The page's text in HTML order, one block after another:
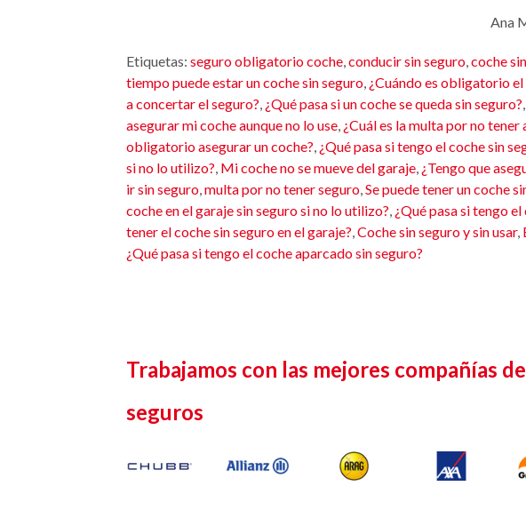
Ana
Etiquetas: seguro obligatorio coche,conducir sin seguro,coche
tiempo puede estar un coche sin seguro, ¿Cuándo es obligatorio
a concertar el seguro?, ¿Qué pasa si un coche se queda sin seguro?,
asegurar mi coche aunque no lo use, ¿Cuál es la multa por no tener
obligatorio asegurar un coche?, ¿Qué pasa si tengo el coche sin
si no lo utilizo?, Mi coche no se mueve del garaje, ¿Tengo que
ir sin seguro,multa por no tener seguro,Se puede tener un coche
coche en el garaje sin seguro si no lo utilizo?, ¿Qué pasa si tengo
tener el coche sin seguro en el garaje?,Coche sin seguro y sin usar,
¿Qué pasa si tengo el coche aparcado sin seguro?
Trabajamos con las mejores compañías de
seguros